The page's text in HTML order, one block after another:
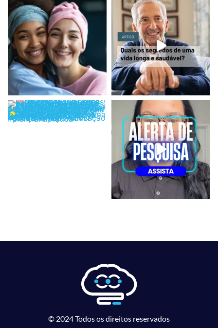
© 2024 Todos os direitos reservados